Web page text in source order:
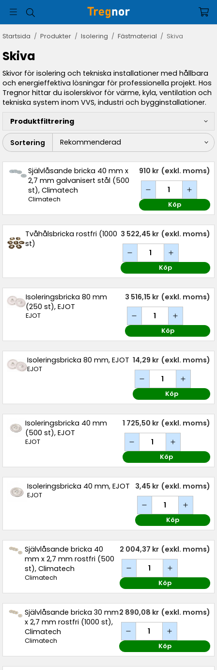
Startsida / Produkter / Isolering / Fästmaterial / Skiva
Skiva
Skivor för isolering och tekniska installationer med hållbara
och energieffektiva lösningar för professionella projekt. Hos
Tregnor hittar du isolerskivor för värme, kyla, ventilation och
tekniska system inom VVS, industri och bygginstallationer.
Produktfiltrering
Sortering
Självlåsande bricka 40 mm x
2,7 mm galvanisert stål (500
st), Climatech
Climatech
910 kr (exkl. moms)
Köp
Tvåhålsbricka rostfri (1000
st)
3 522,45 kr (exkl. moms)
Köp
Isoleringsbricka 80 mm
(250 st), EJOT
EJOT
3 516,15 kr (exkl. moms)
Köp
Isoleringsbricka 80 mm, EJOT
EJOT
14,29 kr (exkl. moms)
Köp
Isoleringsbricka 40 mm
(500 st), EJOT
EJOT
1 725,50 kr (exkl. moms)
Köp
Isoleringsbricka 40 mm, EJOT
EJOT
3,45 kr (exkl. moms)
Köp
Självlåsande bricka 40
mm x 2,7 mm rostfri (500
st), Climatech
Climatech
2 004,37 kr (exkl. moms)
Köp
Självlåsande bricka 30 mm
x 2,7 mm rostfri (1000 st),
Climatech
Climatech
2 890,08 kr (exkl. moms)
Köp